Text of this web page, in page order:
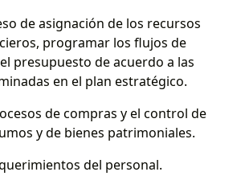
de asignación de los recursos
programar los flujos de
presupuesto de acuerdo a las
en el plan estratégico.
de compras y el control de
y de bienes patrimoniales.
del personal.